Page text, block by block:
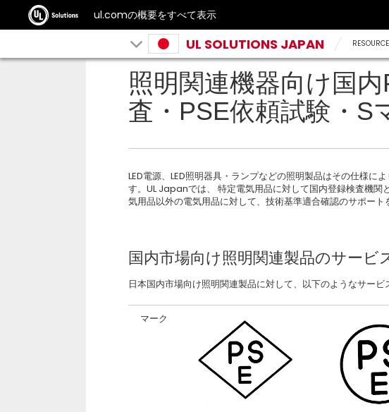
ul.comの概要をすべて表示
UL SOLUTIONS JAPAN
照明関連機器向け国
査・PSE依頼試験・S
LED電源、LED照明器具・ランプなどの照明製品はその仕様に
す。UL Japanでは、 特定電気用品に対して国内登録検査機関
気用品以外の電気用品に対して、技術基準適合確認のサポート
国内市場向け照明関連製品のサービ
日本国内市場向け照明関連製品に対して、以下のようなサービ
マーク